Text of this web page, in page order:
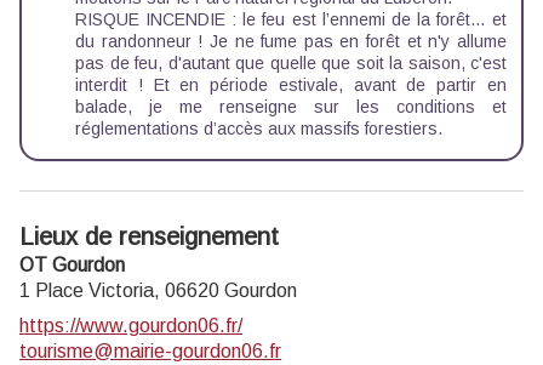
RISQUE INCENDIE : le feu est l’ennemi de la forêt… et
du randonneur ! Je ne fume pas en forêt et n'y allume
pas de feu, d'autant que quelle que soit la saison, c'est
interdit ! Et en période estivale, avant de partir en
balade, je me renseigne sur les conditions et
réglementations d’accès aux massifs forestiers.
Lieux de renseignement
OT Gourdon
1 Place Victoria, 06620 Gourdon
https://www.gourdon06.fr/
tourisme@mairie-gourdon06.fr